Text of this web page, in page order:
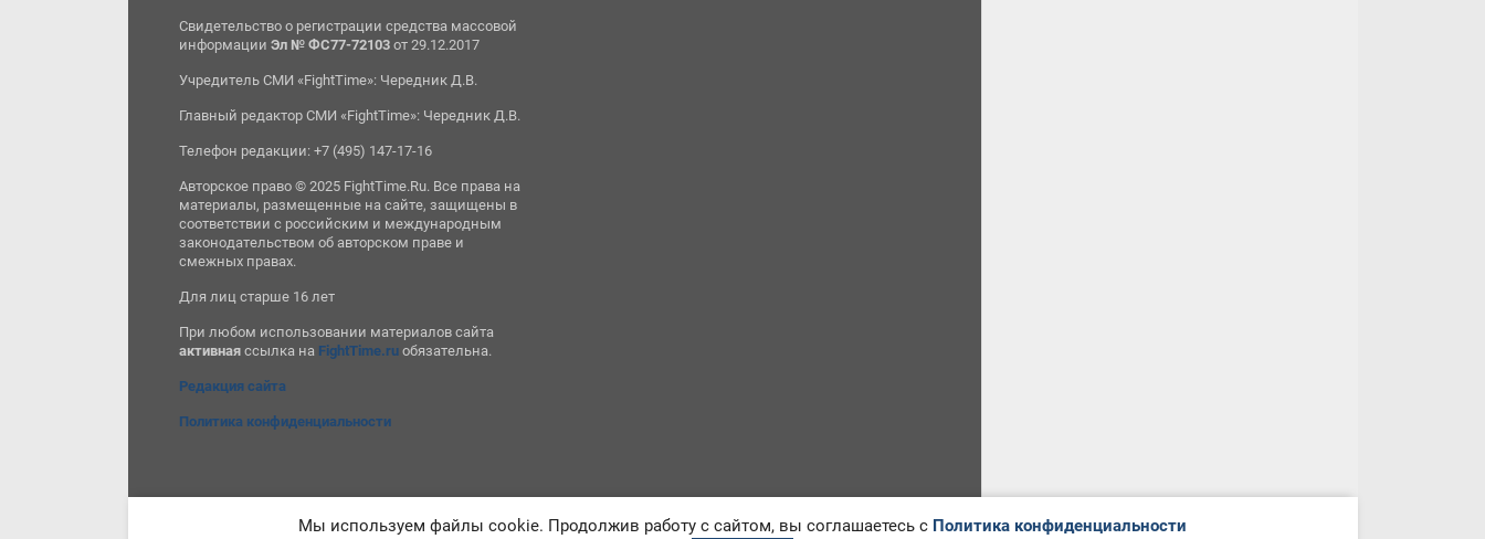
Свидетельство о регистрации средства массовой
информацииЭл № ФС77-72103 от 29.12.2017
Учредитель СМИ «FightTime»: Чередник Д.В.
Главный редактор СМИ «FightTime»: Чередник Д.В.
Телефон редакции: +7 (495) 147-17-16
Авторское право © 2025 FightTime.Ru. Все права на
материалы, размещенные на сайте, защищены в
соответствии с российским и международным
законодательством об авторском праве и
смежных правах.
Для лиц старше 16 лет
При любом использовании материалов сайта
активная ссылка на FightTime.ru обязательна.
Редакция сайта
Политика конфиденциальности
Мы используем файлы cookie. Продолжив работу с сайтом, вы соглашаетесь с Политика конфиденциальности